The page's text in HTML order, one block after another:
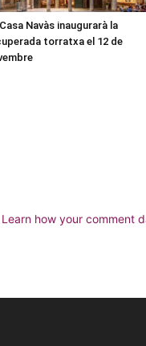
Navàs inaugurarà la
torratxa el 12 de
Learn how your comment